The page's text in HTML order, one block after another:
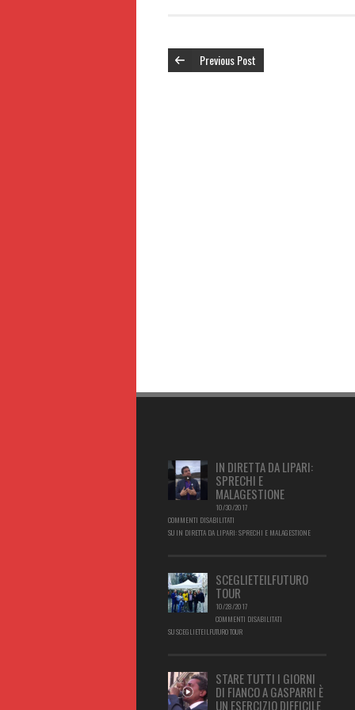
Previous Post
IN DIRETTA DA LIPARI:
SPRECHI E
MALAGESTIONE
10/30/2017
COMMENTI DISABILITATI
SU IN DIRETTA DA LIPARI: SPRECHI E MALAGESTIONE
SCEGLIETEILFUTURO
TOUR
10/28/2017
COMMENTI DISABILITATI
SU SCEGLIETEILFUTURO TOUR
STARE TUTTI I GIORNI
DI FIANCO A GASPARRI È
UN ESERCIZIO DIFFICILE